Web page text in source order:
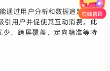
通过用户分析和数据追踪实现
引用户并促使其互动消费。此
、跨屏覆盖、定向精准等特